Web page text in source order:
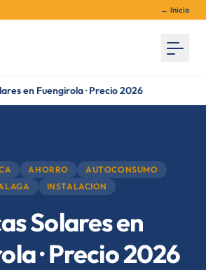
← Inicio
en Fuengirola · Precio 2026
AHORRO
AUTOCONSUMO
INSTALACION
Solares en
· Precio 2026